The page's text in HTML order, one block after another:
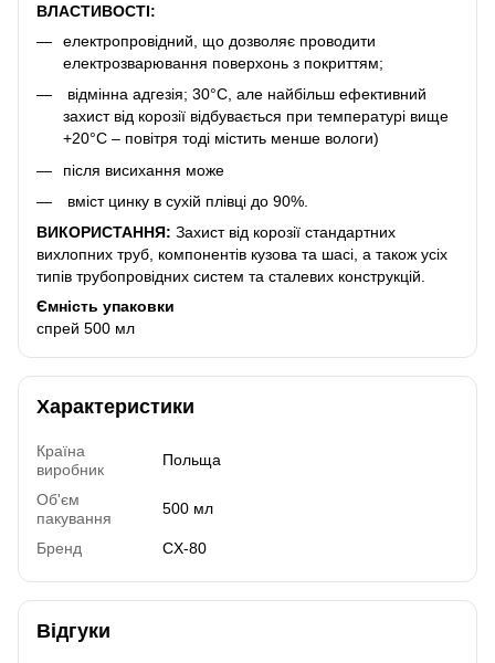
ВЛАСТИВОСТІ:
електропровідний, що дозволяє проводити
електрозварювання поверхонь з покриттям;
відмінна адгезія; 30°С, але найбільш ефективний
захист від корозії відбувається при температурі вище
+20°С – повітря тоді містить менше вологи)
після висихання може
вміст цинку в сухій плівці до 90%.
ВИКОРИСТАННЯ: Захист від корозії стандартних
вихлопних труб, компонентів кузова та шасі, а також усіх
типів трубопровідних систем та сталевих конструкцій.
Ємність упаковки
спрей 500 мл
Характеристики
Країна
виробник
Польща
Об'єм
пакування
500 мл
Бренд CX-80
Відгуки